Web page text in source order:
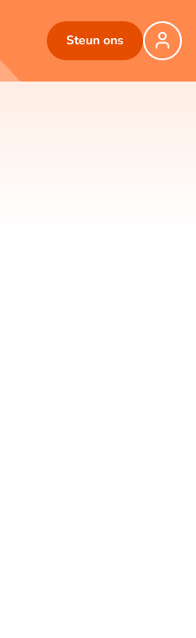
Steun ons